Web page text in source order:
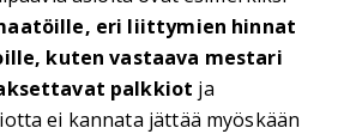
eri liittymien hinnat
kuten vastaava mestari
palkkiot ja
ei kannata jättää myöskään